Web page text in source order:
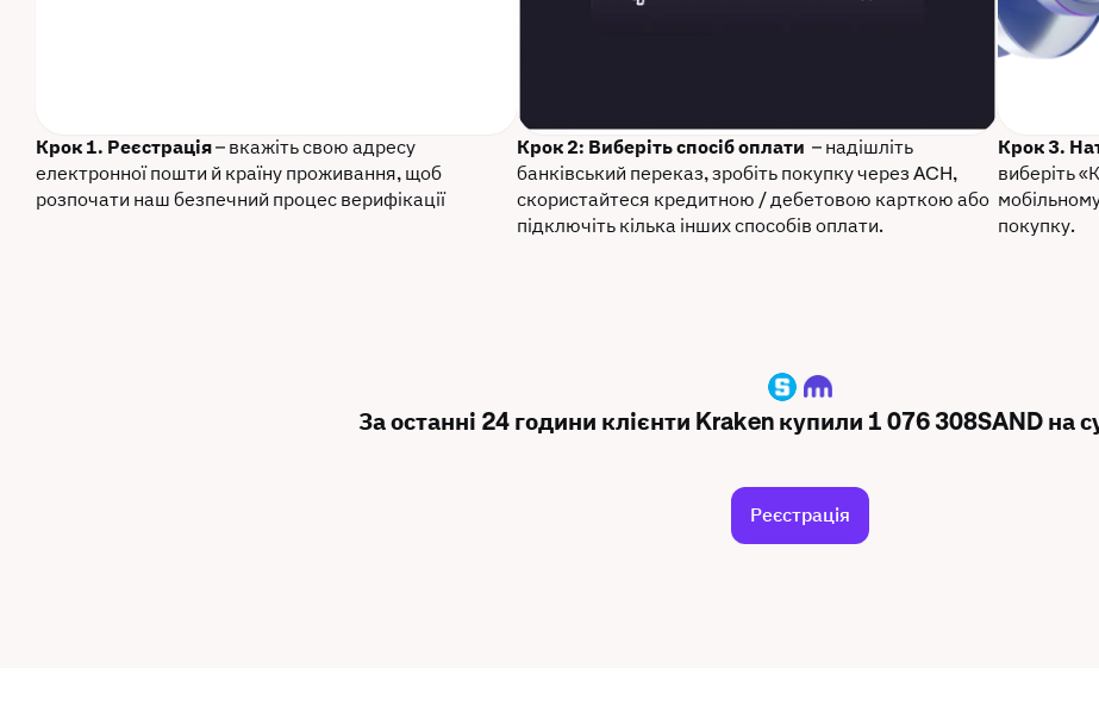
Крок 1. Реєстрація– вкажіть свою адресу
електронної пошти й країну проживання, щоб
розпочати наш безпечний процес верифікації
Крок 2: Виберіть спосіб оплати – надішліть
банківський переказ, зробіть покупку через ACH,
скористайтеся кредитною / дебетовою карткою або
підключіть кілька інших способів оплати.
Крок 3.
виберіть
покупку.
SAND
За останні 24 години клієнти Kraken купили 1 076 308SAND на
Реєстрація